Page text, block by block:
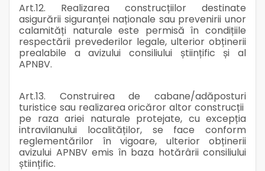
Art.12. Realizarea construcțiilor destinate
asigurării siguranței naționale sau prevenirii unor
calamități naturale este permisă în condițiile
respectării prevederilor legale, ulterior obținerii
prealabile a avizului consiliului științific și al
APNBV.
Art.13. Construirea de cabane/adăposturi
turistice sau realizarea oricăror altor construcții
pe raza ariei naturale protejate, cu excepția
intravilanului localităților, se face conform
reglementărilor în vigoare, ulterior obținerii
avizului APNBV emis în baza hotărârii consiliului
științific.